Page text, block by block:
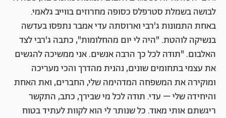
לבושה בשמלת סטרפלס כסופה מחרוזים בווייב גלאמי.
באחת התמונות ג'רבי וארוסתה עדי אמבר נתפסו בעדשה
בנשיקה לוהטת. "היה לי יום מהחלומות", כתבה ג'רבי לצד
האלבום. "תודה לכל כך הרבה אנשים. אני ממשיכה להגשים
את עצמי בתחומים שונים, נהנית מהדרך והכי מעריכה
ומוקירה את המשפחה המדהימה שלי, החברים, ואת האחת
והיחידה שלי – עדי. תודה לכל מי שבירך, כתב, התקשר
ריגשתם אותי מאוד. כל שנותר לי הוא לקוות לעתיד בטוח